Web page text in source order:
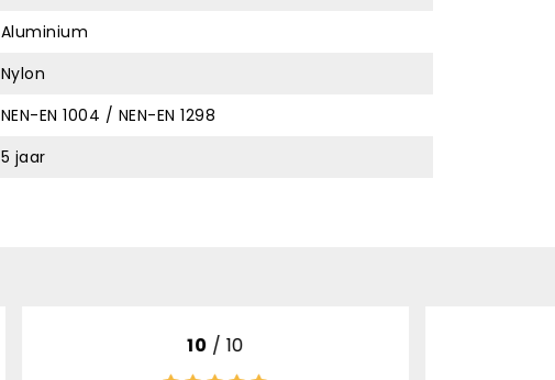
Aluminium
Nylon
NEN-EN 1004 / NEN-EN 1298
5 jaar